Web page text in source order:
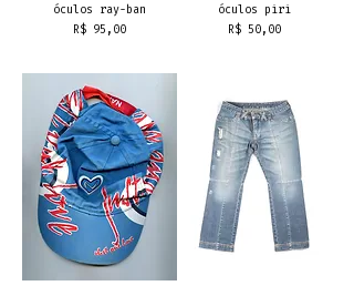
óculos ray-ban
Preço
R$ 95,00
óculos piri
Preço
R$ 50,00